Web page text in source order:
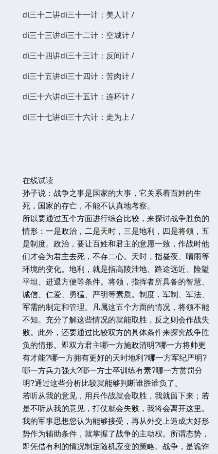
di三十二讲di三十一计：美人计 /
di三十三讲di三十二计：空城计 /
di三十四讲di三十三计：反间计 /
di三十五讲di三十四计：苦肉计 /
di三十六讲di三十五计：连环计 /
di三十七讲di三十六计：走为上 /
在线试读
孙子说：战争之事是国家的大事，它关系着百姓的生
死，国家的存亡，不能不认真地考察。
所以要通过五个方面进行综合比较，来探讨战争胜负的
情形：一是政治，二是天时，三是地利，四是将领，五
是制度。政治，要让百姓和君主的意愿一致，作战时他
们才会为君主去死，不存二心。天时，指昼夜、晴雨等
环境的变化。地利，就是指高陵洼地、路途远近、险隘
平坦、进退方便等条件。将领，指挥者所具备的智慧、
诚信、仁爱、勇猛、严明等素质。制度，军制、军法、
军需的制定和管理。凡属这五个方面的情况，将领不能
不知。充分了解这些情况的就能取胜，反之则会作战失
败。此外，还要通过比较双方的具体条件来探究战争胜
负的情形。即双方君主哪一方施政清明?哪一方将帅更
有才能?哪一方拥有更好的天时地利?哪一方军纪严明?
哪一方兵力强大?哪一方士卒训练有素?哪一方赏罚分
明?通过这些分析比较就能够判断谁胜谁负了。
若听从我的意见，用兵作战就会取胜，我就留下来；若
是不听从我的意见，打仗就会失败，我将会离开这里。
我的军事思想您认为能够接受，再从外交上造成大好形
势作为辅助条件，就掌握了战争的主动权。所谓态势，
即凭借有利的情况制定随机应变的策略。战争，是诡诈